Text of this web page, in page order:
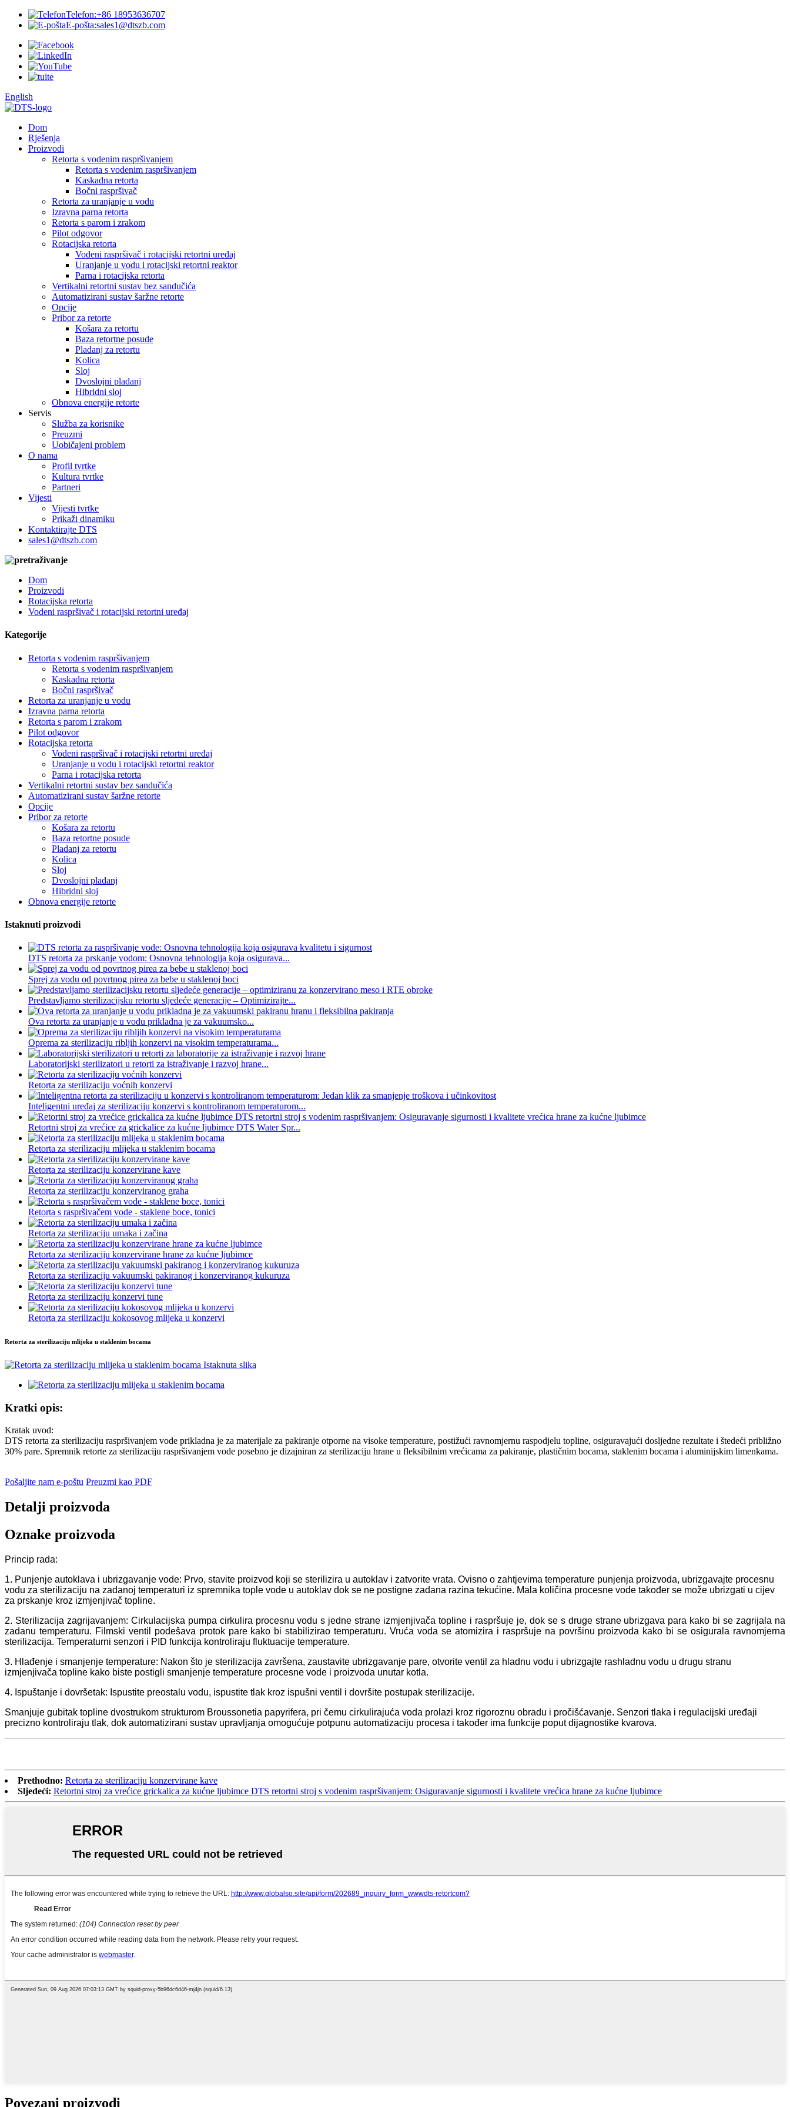
Telefon:+86 18953636707
E-pošta:sales1@dtszb.com
English
Dom
Rješenja
Proizvodi
Retorta s vodenim raspršivanjem
Retorta s vodenim raspršivanjem
Kaskadna retorta
Bočni raspršivač
Retorta za uranjanje u vodu
Izravna parna retorta
Retorta s parom i zrakom
Pilot odgovor
Rotacijska retorta
Vodeni raspršivač i rotacijski retortni uređaj
Uranjanje u vodu i rotacijski retortni reaktor
Parna i rotacijska retorta
Vertikalni retortni sustav bez sandučića
Automatizirani sustav šaržne retorte
Opcije
Pribor za retorte
Košara za retortu
Baza retortne posude
Pladanj za retortu
Kolica
Sloj
Dvoslojni pladanj
Hibridni sloj
Obnova energije retorte
Servis
Služba za korisnike
Preuzmi
Uobičajeni problem
O nama
Profil tvrtke
Kultura tvrtke
Partneri
Vijesti
Vijesti tvrtke
Prikaži dinamiku
Kontaktirajte DTS
sales1@dtszb.com
Dom
Proizvodi
Rotacijska retorta
Vodeni raspršivač i rotacijski retortni uređaj
Kategorije
Retorta s vodenim raspršivanjem
Retorta s vodenim raspršivanjem
Kaskadna retorta
Bočni raspršivač
Retorta za uranjanje u vodu
Izravna parna retorta
Retorta s parom i zrakom
Pilot odgovor
Rotacijska retorta
Vodeni raspršivač i rotacijski retortni uređaj
Uranjanje u vodu i rotacijski retortni reaktor
Parna i rotacijska retorta
Vertikalni retortni sustav bez sandučića
Automatizirani sustav šaržne retorte
Opcije
Pribor za retorte
Košara za retortu
Baza retortne posude
Pladanj za retortu
Kolica
Sloj
Dvoslojni pladanj
Hibridni sloj
Obnova energije retorte
Istaknuti proizvodi
DTS retorta za prskanje vodom: Osnovna tehnologija koja osigurava...
Sprej za vodu od povrtnog pirea za bebe u staklenoj boci
Predstavljamo sterilizacijsku retortu sljedeće generacije – Optimizirajte...
Ova retorta za uranjanje u vodu prikladna je za vakuumsko...
Oprema za sterilizaciju ribljih konzervi na visokim temperaturama...
Laboratorijski sterilizatori u retorti za istraživanje i razvoj hrane...
Retorta za sterilizaciju voćnih konzervi
Inteligentni uređaj za sterilizaciju konzervi s kontroliranom temperaturom...
Retortni stroj za vrećice za grickalice za kućne ljubimce DTS Water Spr...
Retorta za sterilizaciju mlijeka u staklenim bocama
Retorta za sterilizaciju konzervirane kave
Retorta za sterilizaciju konzerviranog graha
Retorta s raspršivačem vode - staklene boce, tonici
Retorta za sterilizaciju umaka i začina
Retorta za sterilizaciju konzervirane hrane za kućne ljubimce
Retorta za sterilizaciju vakuumski pakiranog i konzerviranog kukuruza
Retorta za sterilizaciju konzervi tune
Retorta za sterilizaciju kokosovog mlijeka u konzervi
Retorta za sterilizaciju mlijeka u staklenim bocama
Kratki opis:
Kratak uvod:
DTS retorta za sterilizaciju raspršivanjem vode prikladna je za materijale za pakiranje otporne na visoke temperature, postižući ravnomjernu raspodjelu topline, osiguravajući dosljedne rezultate i štedeći približno
30% pare. Spremnik retorte za sterilizaciju raspršivanjem vode posebno je dizajniran za sterilizaciju hrane u fleksibilnim vrećicama za pakiranje, plastičnim bocama, staklenim bocama i aluminijskim limenkama.
Pošaljite nam e-poštu Preuzmi kao PDF
Detalji proizvoda
Oznake proizvoda
Princip rada:
1. Punjenje autoklava i ubrizgavanje vode: Prvo, stavite proizvod koji se sterilizira u autoklav i zatvorite vrata. Ovisno o zahtjevima temperature punjenja proizvoda, ubrizgavajte procesnu
vodu za sterilizaciju na zadanoj temperaturi iz spremnika tople vode u autoklav dok se ne postigne zadana razina tekućine. Mala količina procesne vode također se može ubrizgati u cijev
za prskanje kroz izmjenjivač topline.
2. Sterilizacija zagrijavanjem: Cirkulacijska pumpa cirkulira procesnu vodu s jedne strane izmjenjivača topline i raspršuje je, dok se s druge strane ubrizgava para kako bi se zagrijala na
zadanu temperaturu. Filmski ventil podešava protok pare kako bi stabilizirao temperaturu. Vruća voda se atomizira i raspršuje na površinu proizvoda kako bi se osigurala ravnomjerna
sterilizacija. Temperaturni senzori i PID funkcija kontroliraju fluktuacije temperature.
3. Hlađenje i smanjenje temperature: Nakon što je sterilizacija završena, zaustavite ubrizgavanje pare, otvorite ventil za hladnu vodu i ubrizgajte rashladnu vodu u drugu stranu
izmjenjivača topline kako biste postigli smanjenje temperature procesne vode i proizvoda unutar kotla.
4. Ispuštanje i dovršetak: Ispustite preostalu vodu, ispustite tlak kroz ispušni ventil i dovršite postupak sterilizacije.
Smanjuje gubitak topline dvostrukom strukturom Broussonetia papyrifera, pri čemu cirkulirajuća voda prolazi kroz rigoroznu obradu i pročišćavanje. Senzori tlaka i regulacijski uređaji
precizno kontroliraju tlak, dok automatizirani sustav upravljanja omogućuje potpunu automatizaciju procesa i također ima funkcije poput dijagnostike kvarova.
Prethodno: Retorta za sterilizaciju konzervirane kave
Sljedeći: Retortni stroj za vrećice grickalica za kućne ljubimce DTS retortni stroj s vodenim raspršivanjem: Osiguravanje sigurnosti i kvalitete vrećica hrane za kućne ljubimce
Povezani proizvodi